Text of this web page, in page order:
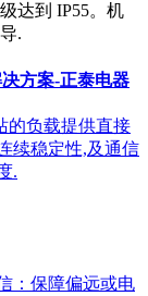
达到 IP55。机
.
方案-正泰电器
的负载提供直接
续稳定性,及通信
.
：保障偏远或电